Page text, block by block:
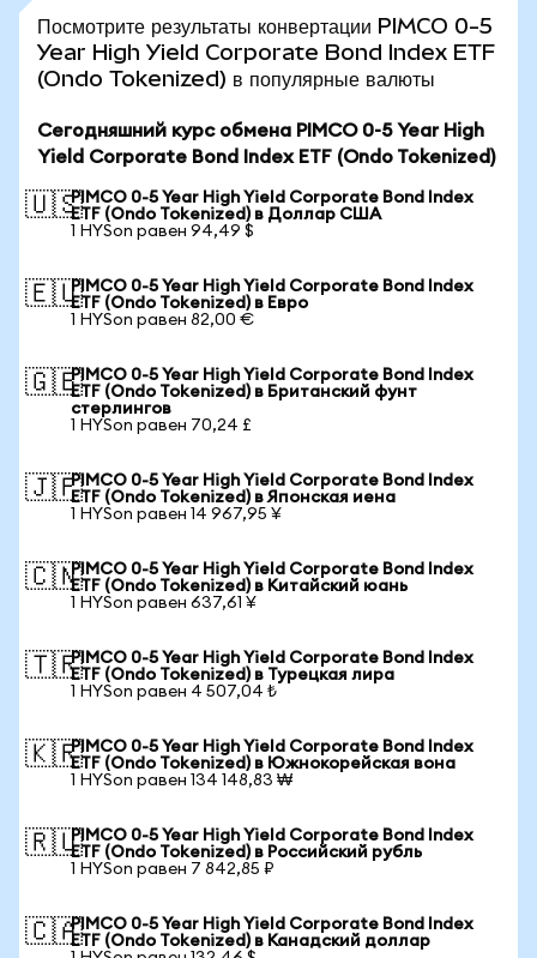
Посмотрите результаты конвертации PIMCO 0-5
Year High Yield Corporate Bond Index ETF
(Ondo Tokenized) в популярные валюты
Сегодняшний курс обмена PIMCO 0-5 Year High
Yield Corporate Bond Index ETF (Ondo Tokenized)
🇺🇸PIMCO 0-5 Year High Yield Corporate Bond Index
ETF (Ondo Tokenized) в Доллар США
1 HYSon равен 94,49 $
🇪🇺PIMCO 0-5 Year High Yield Corporate Bond Index
ETF (Ondo Tokenized) в Евро
1 HYSon равен 82,00 €
🇬🇧PIMCO 0-5 Year High Yield Corporate Bond Index
ETF (Ondo Tokenized) в Британский фунт
стерлингов
1 HYSon равен 70,24 £
🇯🇵PIMCO 0-5 Year High Yield Corporate Bond Index
ETF (Ondo Tokenized) в Японская иена
1 HYSon равен 14 967,95 ¥
🇨🇳PIMCO 0-5 Year High Yield Corporate Bond Index
ETF (Ondo Tokenized) в Китайский юань
1 HYSon равен 637,61 ¥
🇹🇷PIMCO 0-5 Year High Yield Corporate Bond Index
ETF (Ondo Tokenized) в Турецкая лира
1 HYSon равен 4 507,04 ₺
🇰🇷PIMCO 0-5 Year High Yield Corporate Bond Index
ETF (Ondo Tokenized) в Южнокорейская вона
1 HYSon равен 134 148,83 ₩
🇷🇺PIMCO 0-5 Year High Yield Corporate Bond Index
ETF (Ondo Tokenized) в Российский рубль
1 HYSon равен 7 842,85 ₽
🇨🇦PIMCO 0-5 Year High Yield Corporate Bond Index
ETF (Ondo Tokenized) в Канадский доллар